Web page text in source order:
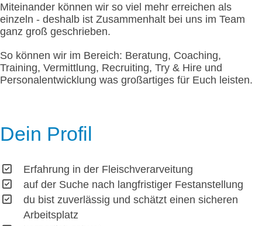
Miteinander können wir so viel mehr erreichen als
einzeln - deshalb ist Zusammenhalt bei uns im Team
ganz groß geschrieben.
So können wir im Bereich: Beratung, Coaching,
Training, Vermittlung, Recruiting, Try & Hire und
Personalentwicklung was großartiges für Euch leisten.
Dein Profil
Erfahrung in der Fleischverarveitung
auf der Suche nach langfristiger Festanstellung
du bist zuverlässig und schätzt einen sicheren
Arbeitsplatz